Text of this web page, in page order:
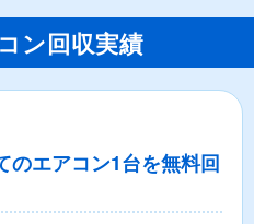
ン回収実績
のエアコン1台を無料回